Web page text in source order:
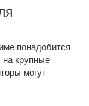
понадобится
на крупные
могут